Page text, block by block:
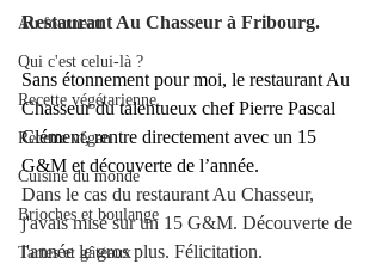
Au fourneau
Qui c'est celui-là ?
Recette végétarienne
Recette végan
Cuisine du monde
Brioches et boulange
Tartes et gâteaux
Restaurant Au Chasseur à Fribourg.
Sans étonnement pour moi, le restaurant Au
Chasseur du talentueux chef Pierre Pascal
Clément, rentre directement avec un 15
G&M et découverte de l’année.
Dans le cas du restaurant Au Chasseur,
j'avais misé sur un 15 G&M. Découverte de
l'année le gros plus. Félicitation.